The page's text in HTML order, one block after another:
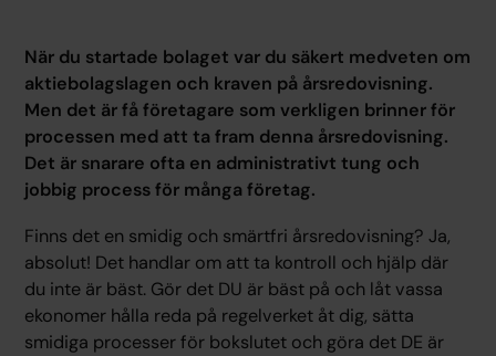
När du startade bolaget var du säkert medveten om
aktiebolagslagen och kraven på årsredovisning.
Men det är få företagare som verkligen brinner för
processen med att ta fram denna årsredovisning.
Det är snarare ofta en administrativt tung och
jobbig process för många företag.
Finns det en smidig och smärtfri årsredovisning? Ja,
absolut! Det handlar om att ta kontroll och hjälp där
du inte är bäst. Gör det DU är bäst på och låt vassa
ekonomer hålla reda på regelverket åt dig, sätta
smidiga processer för bokslutet och göra det DE är